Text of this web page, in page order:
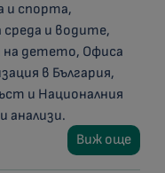
и спорта,
и водите,
на детето, Офиса
в България,
и Националния
анализи.
Виж още